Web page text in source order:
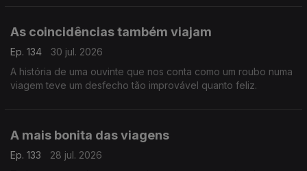
As coincidências também viajam
Ep. 134
30 jul. 2026
A história de uma ouvinte que nos conta como um roubo numa
viagem teve um desfecho tão improvável quanto feliz.
A mais bonita das viagens
Ep. 133
28 jul. 2026